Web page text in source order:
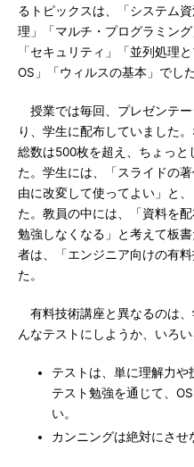
るトピックスは、「システム
理」「マルチ・プログラミン
「セキュリティ」「並列処理
OS」「ウィルスの基本」でした
授業では毎回、プレゼンテ
り、学生に配布していました
総数は500枚を超え、ちょっと
た。学生には、「スライドの
由に改変して使ってよい」と
た。教員の中には、「資料を
勉強しなくなる」と考えて板
者は、「エンジニア向けの有
た。
有料技術講座と異なるのは
んなテストにしようか、いろ
テストは、単に理解力や
テスト勉強を通じて、
い。
カンニングは絶対にさせ